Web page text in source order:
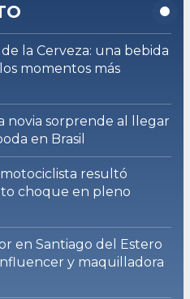
la Cerveza: una bebida
momentos más
novia sorprende al llegar
en Brasil
resultó
choque en pleno
en Santiago del Estero
y maquilladora